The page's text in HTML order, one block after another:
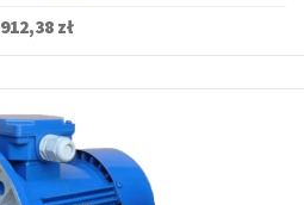
912,38 zł